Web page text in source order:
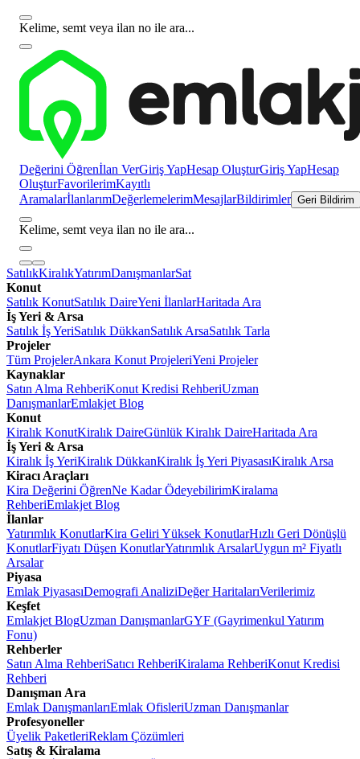
Kelime, semt veya ilan no ile ara...
Değerini Öğrenİlan VerGiriş YapHesap OluşturGiriş YapHesap
OluşturFavorilerimKayıtlı
AramalarİlanlarımDeğerlemelerimMesajlarBildirimler Geri Bildirim
Kelime, semt veya ilan no ile ara...
SatılıkKiralıkYatırımDanışmanlarSat
Konut
Satılık KonutSatılık DaireYeni İlanlarHaritada Ara
İş Yeri & Arsa
Satılık İş YeriSatılık DükkanSatılık ArsaSatılık Tarla
Projeler
Tüm ProjelerAnkara Konut ProjeleriYeni Projeler
Kaynaklar
Satın Alma RehberiKonut Kredisi RehberiUzman
DanışmanlarEmlakjet Blog
Konut
Kiralık KonutKiralık DaireGünlük Kiralık DaireHaritada Ara
İş Yeri & Arsa
Kiralık İş YeriKiralık DükkanKiralık İş Yeri PiyasasıKiralık Arsa
Kiracı Araçları
Kira Değerini ÖğrenNe Kadar ÖdeyebilirimKiralama
RehberiEmlakjet Blog
İlanlar
Yatırımlık KonutlarKira Geliri Yüksek KonutlarHızlı Geri Dönüşlü
KonutlarFiyatı Düşen KonutlarYatırımlık ArsalarUygun m² Fiyatlı
Arsalar
Piyasa
Emlak PiyasasıDemografi AnaliziDeğer HaritalarıVerilerimiz
Keşfet
Emlakjet BlogUzman DanışmanlarGYF (Gayrimenkul Yatırım
Fonu)
Rehberler
Satın Alma RehberiSatıcı RehberiKiralama RehberiKonut Kredisi
Rehberi
Danışman Ara
Emlak DanışmanlarıEmlak OfisleriUzman Danışmanlar
Profesyoneller
Üyelik PaketleriReklam Çözümleri
Satış & Kiralama